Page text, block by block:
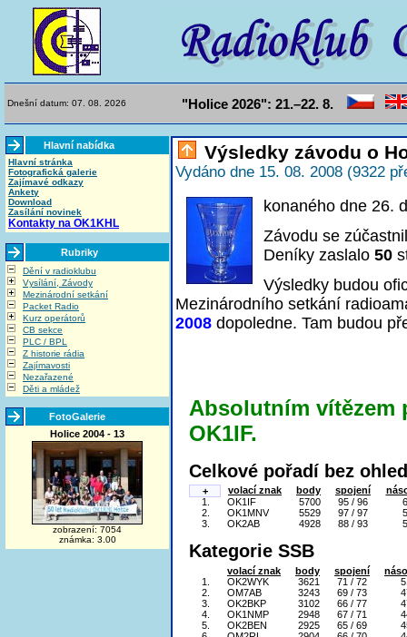
Dnešní datum: 07. 08. 2026 "Holice 2026": 21.–22. 8.
Hlavní nabídka
Hlavní stránka
Fotografická galerie
Zajímavé odkazy
Ankety
Download
Zasílání novinek
Kontakty na OK1KHL
Rubriky
Dění v radioklubu
Vysílání, Závody
Mezinárodní setkání
Packet Radio
Kurz operátorů
CB sekce
PLC / BPL
Z historie rádia
Zajímavosti
Nezařazené
Děti a mládež
FotoGalerie
Holice 2004 - 13
zobrazení: 7054
známka: 3.00
Výsledky závodu o
Vydáno dne 15. 08. 2008 (9322
konaného dne 26.
Závodu se
Deníky zaslalo 50
Výsledky budou
Mezinárodního setkání
2008 dopoledne. Tam budou
Absolutním vítězem
OK1IF.
Celkové pořadí bez
+ volací znak body spojení
1.
OK1IF 5700 95 / 96
2.
OK1MNV 5529 97 / 97
3.
OK2AB 4928 88 / 93
Kategorie SSB
volací znak body spojení
1.
OK2WYK 3621 71 / 72
2.
OM7AB 3243 69 / 73
3.
OK2BKP 3102 66 / 77
4.
OK1NMP 2948 67 / 71
5.
OK2BEN 2925 65 / 69